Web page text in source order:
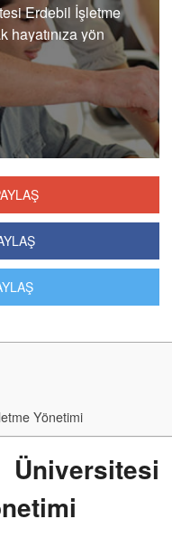
Erdebil İşletme
hayatınıza yön
kaliteli bir
Yönetimi